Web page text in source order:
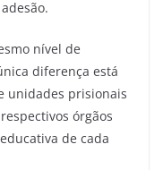
nível de
diferença está
unidades prisionais
órgãos
de cada